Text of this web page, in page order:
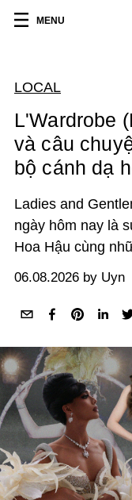
MENU
LOCAL
L'Wardrobe
và câu
bộ cánh dạ
Ladies and
ngày hôm nay là
Hoa Hậu cùng
06.08.2026 by Uyn